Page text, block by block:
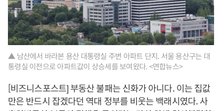
▲ 남산에서 바라본 용산 대통령실 주변 아파트 단지. 서울 용산구는 대
통령실 이전으로 아파트값이 상승세를 보여왔다. <연합뉴스>
[비즈니스포스트] 부동산 불패는 신화가 아니다. 이는 집값
만은 반드시 잡겠다던 역대 정부를 비웃는 백래시였다. 사